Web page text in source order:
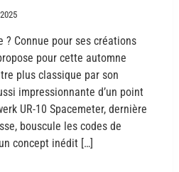
Connue pour ses créations
pour cette automne
plus classique par son
impressionnante d’un point
UR-10 Spacemeter, dernière
bouscule les codes de
concept inédit […]